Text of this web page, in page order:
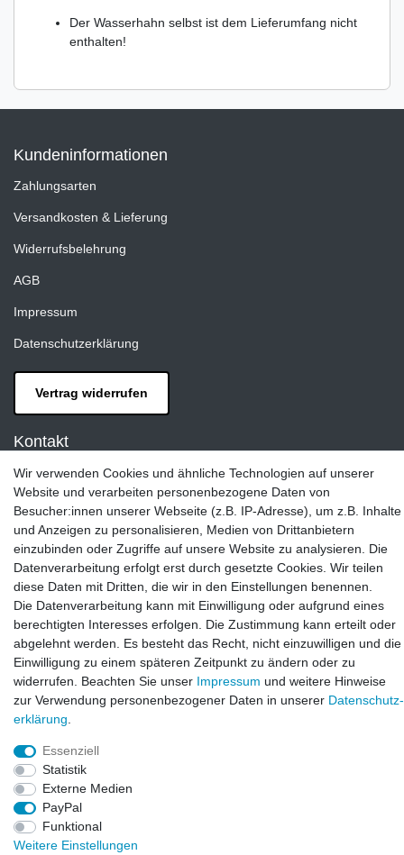
Der Wasserhahn selbst ist dem Lieferumfang nicht
enthalten!
Kundeninformationen
Zahlungsarten
Versandkosten & Lieferung
Widerrufsbelehrung
AGB
Impressum
Datenschutzerklärung
Vertrag widerrufen
Kontakt
LAXARA:
Zeppelinstraße 4, 89604 Allmendingen, Deutschland
E-mail:
info@laxara.de
E-mail:
info@bluewater-armaturen.de
Öffnungszeiten:
Mo - Fr 10:00 - 12:00 Uhr
Mo - Fr 13:00 - 15:00 Uhr
© Copyright 2026. LAXARA
Wir verwenden Cookies und ähnliche Technologien auf unserer
Website und verarbeiten personenbezogene Daten von
Besucher:innen unserer Webseite (z.B. IP-Adresse), um z.B. Inhalte
und Anzeigen zu personalisieren, Medien von Drittanbietern
einzubinden oder Zugriffe auf unsere Website zu analysieren. Die
Datenverarbeitung erfolgt erst durch gesetzte Cookies. Wir teilen
diese Daten mit Dritten, die wir in den Einstellungen benennen.
Die Datenverarbeitung kann mit Einwilligung oder aufgrund eines
berechtigten Interesses erfolgen. Die Zustimmung kann erteilt oder
abgelehnt werden. Es besteht das Recht, nicht einzuwilligen und die
Einwilligung zu einem späteren Zeitpunkt zu ändern oder zu
widerrufen. Beachten Sie unser Impressum und weitere Hinweise
zur Verwendung personenbezogener Daten in unserer Daten­schutz­
erklärung
Essenziell
Statistik
Externe Medien
PayPal
Funktional
Weitere Einstellungen